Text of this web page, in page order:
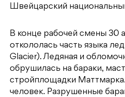
Швейцарский
В конце рабочей смены 30
откололась часть языка
Glacier). Ледяная и
обрушилась на бараки,
стройплощадки
человек. Разрушенные